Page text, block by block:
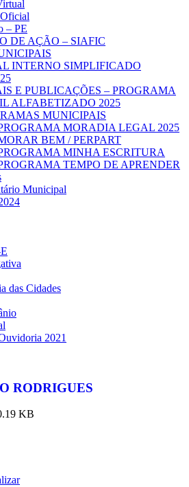
– PE
DE AÇÃO – SIAFIC
INTERNO SIMPLIFICADO
E PUBLICAÇÕES – PROGRAMA
ALFABETIZADO 2025
MUNICIPAIS
MORADIA LEGAL 2025
BEM / PERPART
MINHA ESCRITURA
TEMPO DE APRENDER
Municipal
das Cidades
2021
RODRIGUES
KB